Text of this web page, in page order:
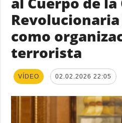
como
terrorista
VÍDEO 02.02.2026 22:05